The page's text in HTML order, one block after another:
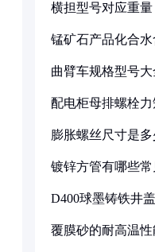
横担型号对应重量
锰矿石产品化合水
曲臂车规格型号大
配电柜母排螺栓
膨胀螺丝尺寸是多
镀锌方管有哪些
D400球墨铸铁井
覆膜砂的耐高温